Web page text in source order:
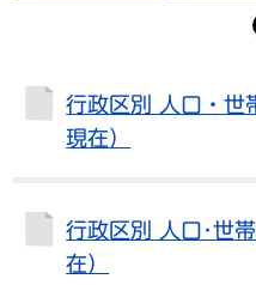
行政区別 人口・世
現在）
行政区別 人口･世
在）